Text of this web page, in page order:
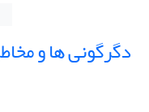
دگرگونی ها و